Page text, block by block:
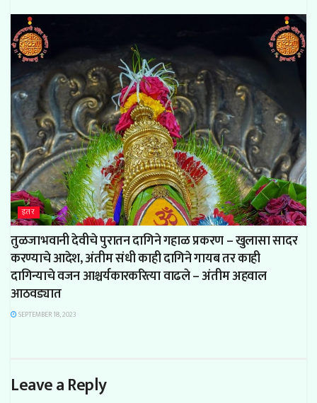
इतर
तुळजाभवानी देवीचे पुरातन दागिने गहाळ प्रकरण – खुलासा सादर
करण्याचे आदेश, अंतीम संधी काही दागिने गायब तर काही
दागिन्याचे वजन आश्चर्यकारकरित्या वाढले – अंतीम अहवाल
आठवड्यात
SEPTEMBER 18, 2023
Leave a Reply